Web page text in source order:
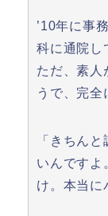
’10年に事
科に通院し
ただ、素人
うで、完全
「きちん
いんですよ
け。本当に